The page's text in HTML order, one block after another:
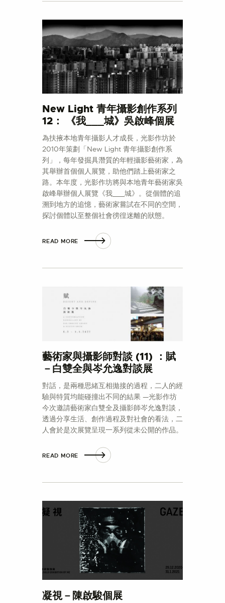
New Light 青年攝影創作系列
12： 《我___城》吳啟峰個展
為扶掖本地青年攝影人才成長，光影作坊於
2010年策劃「New Light 青年攝影創作系
列」，每年發掘具潛質的年輕攝影藝術家，為
其舉辦首個個人展覽，助他們踏上藝術家之
路。本年度，光影作坊將與本地青年藝術家吳
啟峰舉辦個人展覽《我___城》。從個體的追
溯到地方的追憶，藝術家嘗試在不同的空間，
探討個體以至整個社會徬徨迷離的狀態。
READ MORE
藝術家與攝影師對談 (11) ：賦
－白雙全與岑允逸對談展
對話，是兩種思緒互相拋接的過程，二人的經
驗與特質均能碰撞出不同的結果 —光影作坊
今次邀請藝術家白雙全及攝影師岑允逸對談，
透過分享生活、創作過程及對社會的看法，二
人會於是次展覽呈現一系列從未公開的作品。
READ MORE
凝視－陳啟駿個展